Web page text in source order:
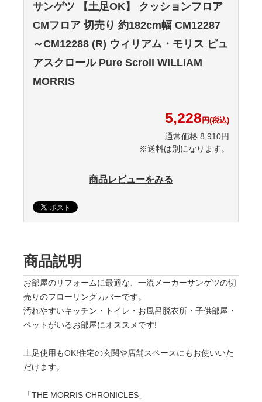
サンゲツ 【土足OK】 クッションフロア
CMフロア 切売り 約182cm幅 CM12287
～CM12288 (R) ウィリアム・モリス ピュ
アスクロール Pure Scroll WILLIAM
MORRIS
5,228円(税込)
通常価格 8,910円
※送料は別になります。
商品レビューをみる
商品説明
お部屋のリフォームに最適な、一流メーカーサンゲツの切
売りのフローリングカバーです。
汚れやすいキッチン・トイレ・お風呂脱衣所・子供部屋・
ペットがいるお部屋にオススメです!
土足使用もOK!住宅の玄関や店舗スペースにもお使いいた
だけます。
「THE MORRIS CHRONICLES」